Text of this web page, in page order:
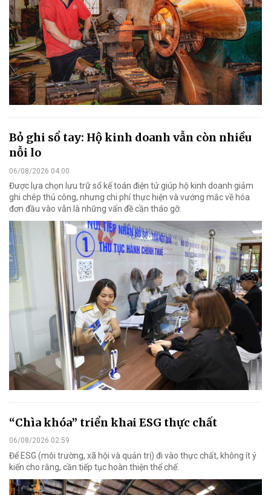
Bỏ ghi sổ tay: Hộ kinh doanh vẫn còn nhiều
nỗi lo
06/08/2026 04:00
Được lựa chọn lưu trữ sổ kế toán điện tử giúp hộ kinh doanh giảm
ghi chép thủ công, nhưng chi phí thực hiện và vướng mắc về hóa
đơn đầu vào vẫn là những vấn đề cần tháo gỡ.
“Chìa khóa” triển khai ESG thực chất
06/08/2026 02:59
Để ESG (môi trường, xã hội và quản trị) đi vào thực chất, không ít ý
kiến cho rằng, cần tiếp tục hoàn thiện thể chế.